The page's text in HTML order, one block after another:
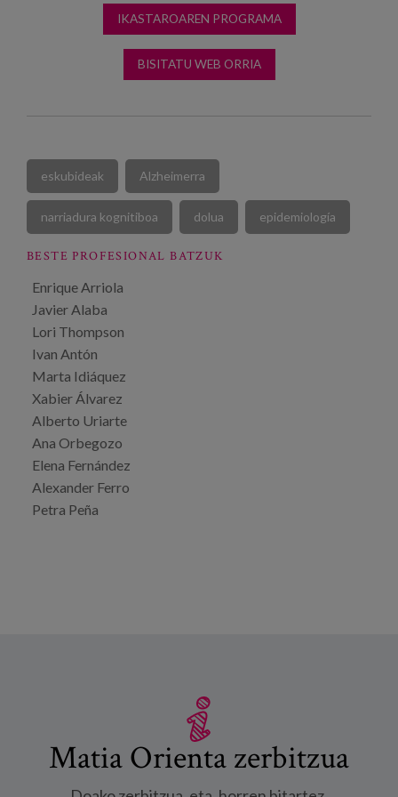
IKASTAROAREN PROGRAMA
BISITATU WEB ORRIA
eskubideak Alzheimerra
narriadura kognitiboa dolua epidemiología
BESTE PROFESIONAL BATZUK
Enrique Arriola
Javier Alaba
Lori Thompson
Ivan Antón
Marta Idiáquez
Xabier Álvarez
Alberto Uriarte
Ana Orbegozo
Elena Fernández
Alexander Ferro
Petra Peña
Matia Orienta zerbitzua